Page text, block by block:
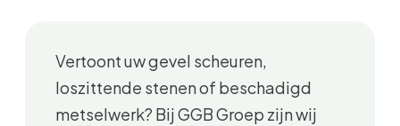
Vertoont uw gevel scheuren,
loszittende stenen of beschadigd
metselwerk? Bij GGB Groep zijn wij